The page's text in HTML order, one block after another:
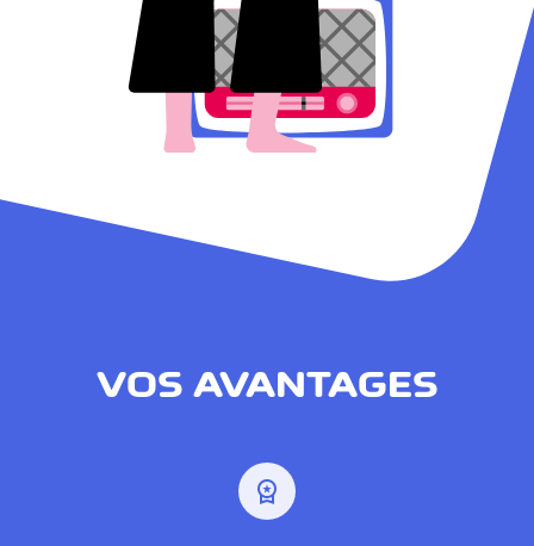
VOS AVANTAGES
workspace_premium